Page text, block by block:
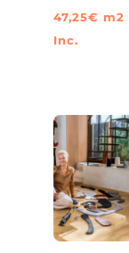
47,25€ m2
Inc.